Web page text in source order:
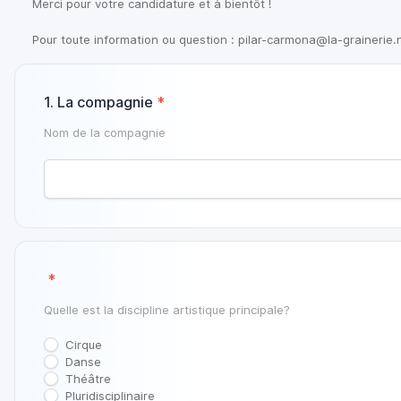
Merci pour votre candidature et à bientôt !
Pour toute information ou question : pilar-carmona@la-
1. La compagnie *
Nom de la compagnie
*
Quelle est la discipline artistique principale?
Cirque
Danse
Théâtre
Pluridisciplinaire